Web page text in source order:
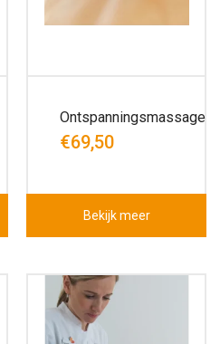
Ontspanningsmassage
€69,50
Bekijk meer